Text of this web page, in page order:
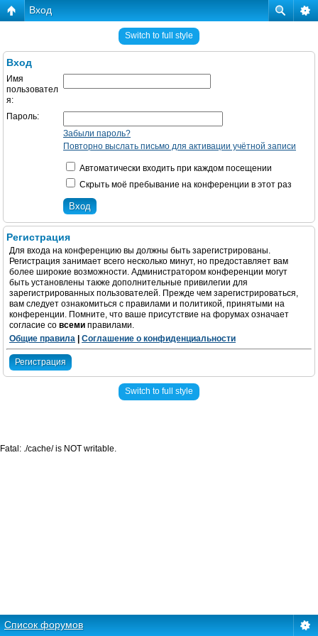
Вход
Switch to full style
Вход
Имя
пользовател
я:
Пароль:
Забыли пароль?
Повторно выслать письмо для активации учётной записи
Автоматически входить при каждом посещении
Скрыть моё пребывание на конференции в этот раз
Регистрация
Для входа на конференцию вы должны быть зарегистрированы.
Регистрация занимает всего несколько минут, но предоставляет вам
более широкие возможности. Администратором конференции могут
быть установлены также дополнительные привилегии для
зарегистрированных пользователей. Прежде чем зарегистрироваться,
вам следует ознакомиться с правилами и политикой, принятыми на
конференции. Помните, что ваше присутствие на форумах означает
согласие со всеми правилами.
Общие правила
Соглашение о конфиденциальности
Регистрация
Switch to full style
Список форумов
Fatal: ./cache/ is NOT writable.